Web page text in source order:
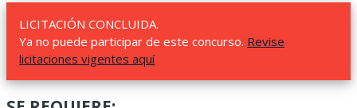
LICITACIÓN CONCLUIDA.
Ya no puede participar de este concurso. Revise
licitaciones vigentes aquí